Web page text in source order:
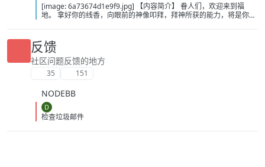
[image: 6a73674d1e9f9.jpg] 【内容简介】 眷人们，欢迎来到福
地。 拿好你的线香，向眼前的神像叩拜，拜神所获的能力，将是你们
悲剧轮回…… 【作者简介】 作者：幻梦猎人，起点中文网作者，代表
作品：《灾厄收容所》《诡异分解指南》《天灾疯人院》《基因收容
所》等 【下载地址】 百度：
https://pan.baidu.com/s/1CTpsB1_Ju5NwzAhO0MvwZQ?pwd=9a1v
夸克：https://pan.quark.cn/s/ffe07719ebb3?pwd=aUYh 移动：
反馈
社区问题反馈的地方
35 151
NODEBB
D
检查垃圾邮件